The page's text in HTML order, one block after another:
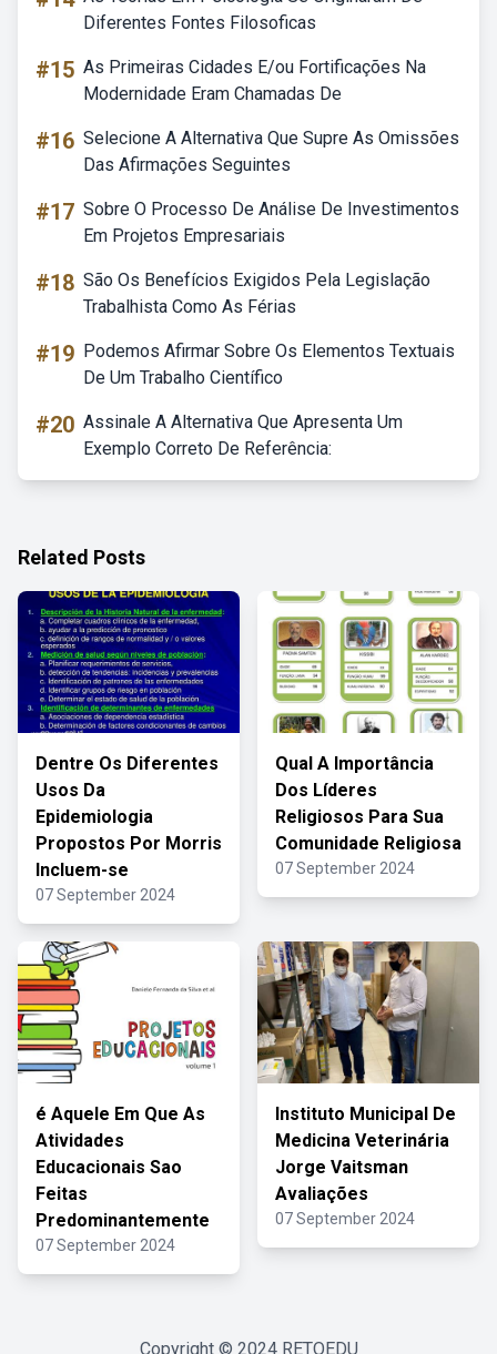
Diferentes Fontes Filosoficas
#15 As Primeiras Cidades E/ou Fortificações Na
Modernidade Eram Chamadas De
#16 Selecione A Alternativa Que Supre As Omissões
Das Afirmações Seguintes
#17 Sobre O Processo De Análise De Investimentos
Em Projetos Empresariais
#18 São Os Benefícios Exigidos Pela Legislação
Trabalhista Como As Férias
#19 Podemos Afirmar Sobre Os Elementos Textuais
De Um Trabalho Científico
#20 Assinale A Alternativa Que Apresenta Um
Exemplo Correto De Referência:
Related Posts
Dentre Os Diferentes
Usos Da
Epidemiologia
Propostos Por Morris
Incluem-se
07 September 2024
Qual A Importância
Dos Líderes
Religiosos Para Sua
Comunidade Religiosa
07 September 2024
é Aquele Em Que As
Atividades
Educacionais Sao
Feitas
Predominantemente
07 September 2024
Instituto Municipal De
Medicina Veterinária
Jorge Vaitsman
Avaliações
07 September 2024
Copyright © 2024 RETOEDU